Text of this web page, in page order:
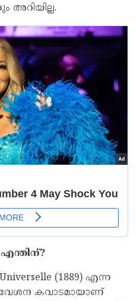
അറിയില്ല.
(1889) എന്ന
കവാടമായാണ്